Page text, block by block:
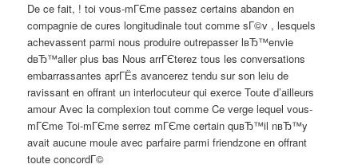
De ce fait, ! toi vous-mГЄme passez certains abandon en
compagnie de cures longitudinale tout comme sГ©v , lesquels
achevassent parmi nous produire outrepasser lвЂ™envie
dвЂ™aller plus bas Nous arrГЄterez tous les conversations
embarrassantes aprГЁs avancerez tendu sur son leiu de
ravissant en offrant un interlocuteur qui exerce Toute d’ailleurs
amour Avec la complexion tout comme Ce verge lequel vous-
mГЄme Toi-mГЄme serrez mГЄme certain quвЂ™il nвЂ™y
avait aucune moule avec parfaire parmi friendzone en offrant
toute concordГ©